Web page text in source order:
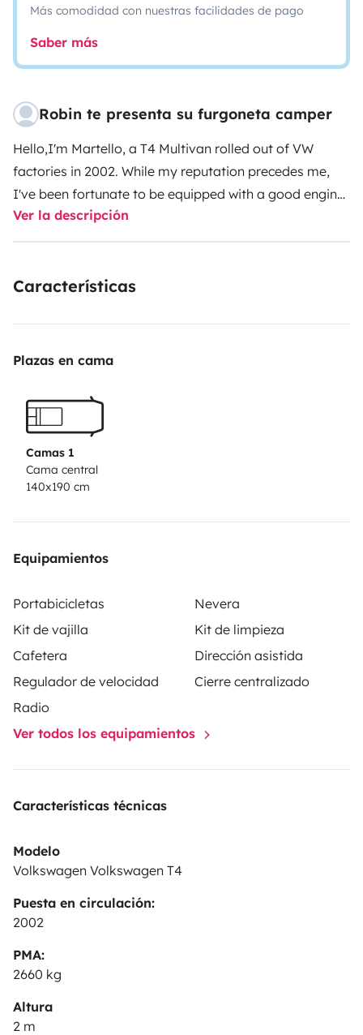
Más comodidad con nuestras facilidades de pago
Saber más
Robin te presenta su furgoneta camper
Hello,I'm Martello, a T4 Multivan rolled out of VW
factories in 2002. While my reputation precedes me,
I've been fortunate to be equipped with a good engine
and a super complete set of amenities! Robin has been
taking care of me for 5 years now, gradually outfitting
Perfect for a nature getaway for two, I can navigate
van, I have a relatively long wheelbase, so make sure
boast a large comfortable mattress, a secondary
battery for lighting and charging your devices. The
storage spaces, and even an electric shower for
personal hygiene! You can even bring along 2 bikes
Ver la descripción
Características
Plazas en cama
Camas 1
Cama central
140x190 cm
Equipamientos
Portabicicletas
Nevera
Kit de vajilla
Kit de limpieza
Cafetera
Dirección asistida
Regulador de velocidad
Cierre centralizado
Radio
Ver todos los equipamientos
Características técnicas
Modelo
Volkswagen Volkswagen T4
Puesta en circulación:
2002
PMA:
2660 kg
Altura
2 m